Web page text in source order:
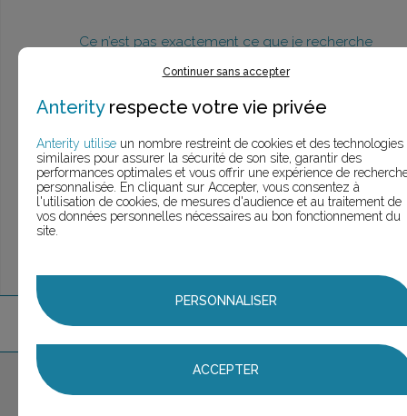
Ce n’est pas exactement ce que je recherche
> Voir larecherche approfondie
UNE QUESTION ?
ÉCHANGEONS
marquestrouvées
Aucune marque sélectionnée
Continuer sans accepter
Anterityrespecte votre vie privée
Anterity utilise un nombre restreint de cookies et des technologies
similaires pour assurer la sécurité de son site, garantir des
performances optimales et vous offrir une expérience de
personnalisée. En cliquant sur Accepter, vous consentez à
l'utilisation de cookies, de mesures d'audience et au traitement de
vos données personnelles nécessaires au bon fonctionnement du
site.
PERSONNALISER
ACCEPTER